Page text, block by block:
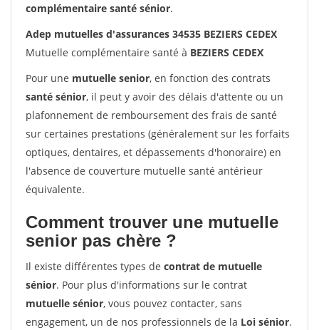
complémentaire santé sénior.
Adep mutuelles d'assurances 34535 BEZIERS CEDEX
Mutuelle complémentaire santé à BEZIERS CEDEX
Pour une mutuelle senior, en fonction des contrats
santé sénior, il peut y avoir des délais d'attente ou un
plafonnement de remboursement des frais de santé
sur certaines prestations (généralement sur les forfaits
optiques, dentaires, et dépassements d'honoraire) en
l'absence de couverture mutuelle santé antérieur
équivalente.
Comment trouver une mutuelle
senior pas chère ?
Il existe différentes types de contrat de mutuelle
sénior. Pour plus d'informations sur le contrat
mutuelle sénior, vous pouvez contacter, sans
engagement, un de nos professionnels de la Loi sénior.